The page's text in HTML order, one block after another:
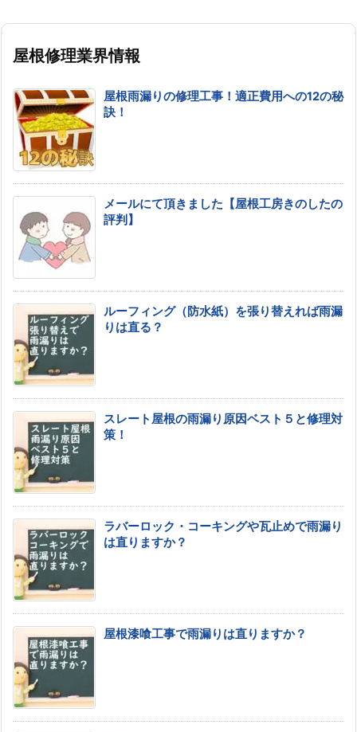
屋根修理業界情報
屋根雨漏りの修理工事！適正費用への12の秘
訣！
メールにて頂きました【屋根工房きのしたの
評判】
ルーフィング（防水紙）を張り替えれば雨漏
りは直る？
スレート屋根の雨漏り原因ベスト５と修理対
策！
ラバーロック・コーキングや瓦止めで雨漏り
は直りますか？
屋根漆喰工事で雨漏りは直りますか？